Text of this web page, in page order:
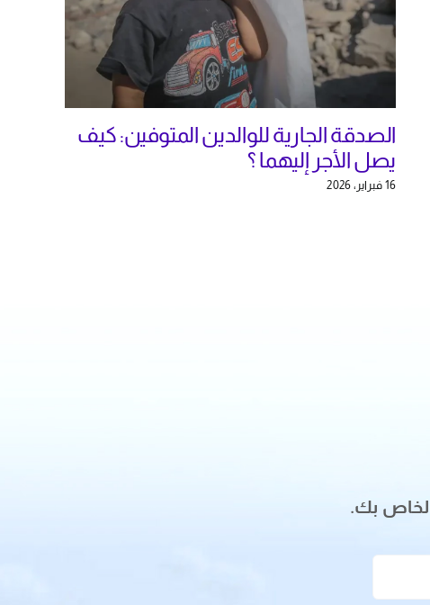
الصدقة الجارية للوالدين المتوفين: كيف
يصل الأجر إليهما ؟
16 فبراير، 2026
الخاص بك.